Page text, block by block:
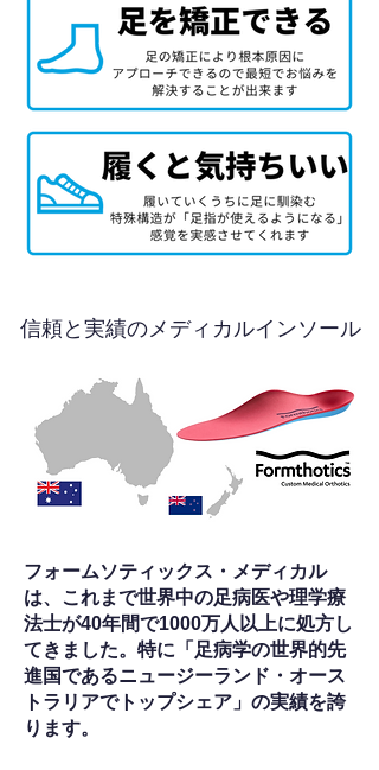
信頼と実績のメディカルインソール
フォームソティックス・メディカル
は、これまで世界中の足病医や理学療
法士が40年間で1000万人以上に処方し
てきました。特に「足病学の世界的先
進国であるニュージーランド・オース
トラリアでトップシェア」の実績を誇
ります。